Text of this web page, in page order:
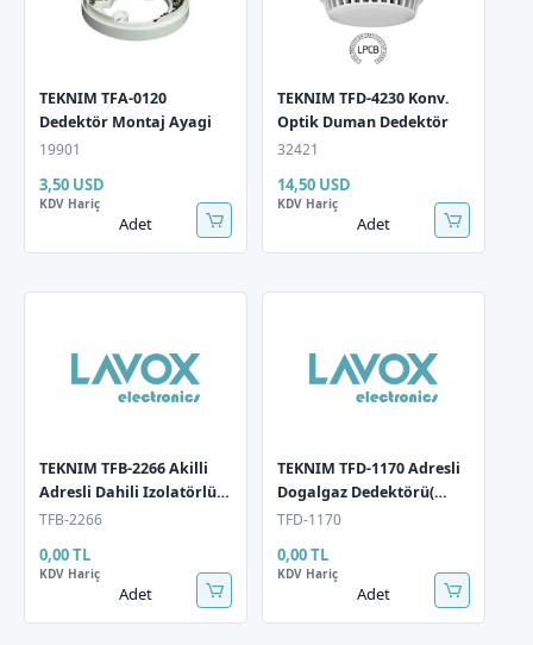
TEKNIM TFA-0120
Dedektör Montaj Ayagi
19901
3,50 USD
KDV Hariç
Adet
TEKNIM TFD-4230 Konv.
Optik Duman Dedektör
32421
14,50 USD
KDV Hariç
Adet
TEKNIM TFB-2266 Akilli
Adresli Dahili Izolatörlü
Yangin Alarm Butonu,
TFB-2266
0,00 TL
KDV Hariç
Adet
TEKNIM TFD-1170 Adresli
Dogalgaz Dedektörü(
Harci Beslemeli)
TFD-1170
0,00 TL
KDV Hariç
Adet